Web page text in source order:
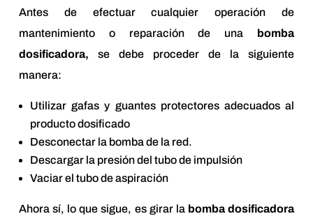
Antes de efectuar cualquier operación de
mantenimiento o reparación de una bomba
dosificadora, se debe proceder de la siguiente
manera:
Utilizar gafas y guantes protectores adecuados al
producto dosificado
Desconectar la bomba de la red.
Descargar la presión del tubo de impulsión
Vaciar el tubo de aspiración
Ahora sí, lo que sigue, es girar la bomba dosificadora